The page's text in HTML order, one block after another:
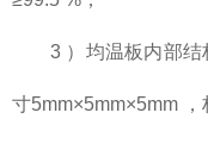
3 ）均温板内部结
寸5mm×5mm×5mm ，